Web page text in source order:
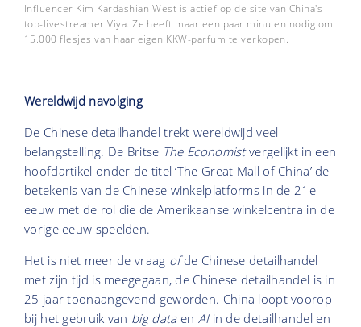
Influencer Kim Kardashian-West is actief op de site van China's
top-livestreamer Viya. Ze heeft maar een paar minuten nodig om
15.000 flesjes van haar eigen KKW-parfum te verkopen.
Wereldwijd navolging
De Chinese detailhandel trekt wereldwijd veel
belangstelling. De Britse The Economistvergelijkt in een
hoofdartikel onder de titel ‘The Great Mall of China’ de
betekenis van de Chinese winkelplatforms in de 21e
eeuw met de rol die de Amerikaanse winkelcentra in de
vorige eeuw speelden.
Het is niet meer de vraag ofde Chinese detailhandel
met zijn tijd is meegegaan, de Chinese detailhandel is in
25 jaar toonaangevend geworden. China loopt voorop
bij het gebruik van big dataen AIin de detailhandel en